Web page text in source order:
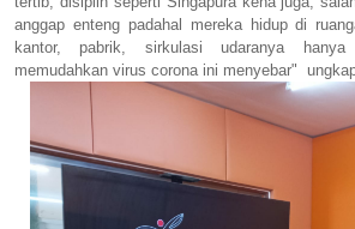
anggap enteng padahal mereka hidup di
kantor, pabrik, sirkulasi udaranya
memudahkan virus corona ini menyebar"